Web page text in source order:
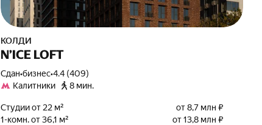
КОЛДИ
N’ICE LOFT
Сдан•бизнес•4.4 (409)
Калитники
8 мин.
Студии от 22 м²
от 8,7 млн ₽
1-комн. от 36,1 м²
от 13,8 млн ₽